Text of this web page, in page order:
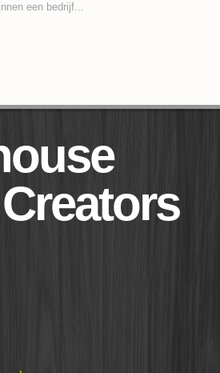
een bedrijf...